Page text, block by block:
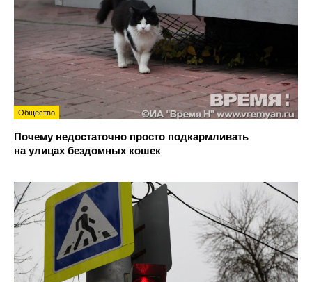
Общество
Почему недостаточно просто подкармливать
на улицах бездомных кошек